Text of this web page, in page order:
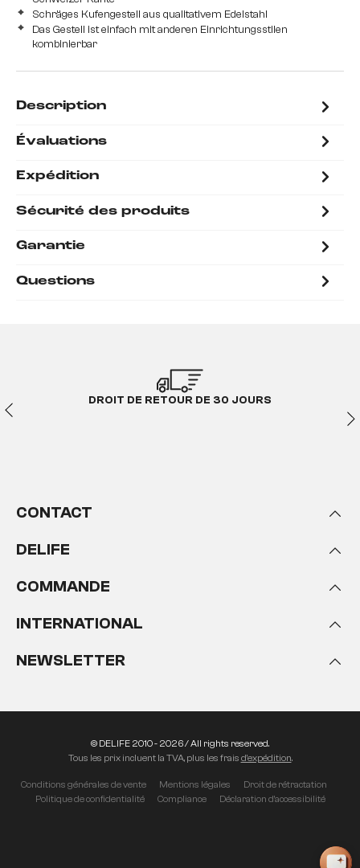
Schräges Kufengestell aus qualitativem Edelstahl
Das Gestell ist einfach mit anderen Einrichtungsstilen
kombinierbar
Description
Évaluations
Expédition
Sécurité des produits
Garantie
Questions
DROIT DE RETOUR DE 30 JOURS
CONTACT
DELIFE
COMMANDE
INTERNATIONAL
NEWSLETTER
Conditions générales de vente Mentions légales
Droit de rétractation
Politique de confidentialité
Compliance Déclaration d'accessibilité
© DELIFE 2010 - 2026 / All rights reserved.
Tous les prix incluent la TVA, plus les frais d'expédition.